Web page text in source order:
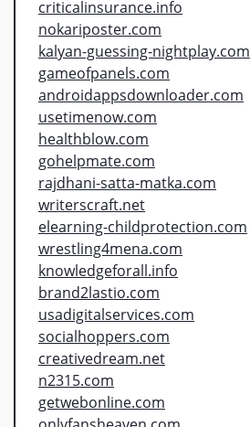
criticalinsurance.info
nokariposter.com
kalyan-guessing-nightplay.com
gameofpanels.com
androidappsdownloader.com
usetimenow.com
healthblow.com
gohelpmate.com
rajdhani-satta-matka.com
writerscraft.net
elearning-childprotection.com
wrestling4mena.com
knowledgeforall.info
brand2lastio.com
usadigitalservices.com
socialhoppers.com
creativedream.net
n2315.com
getwebonline.com